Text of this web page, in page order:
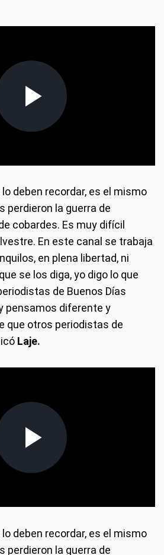
deben recordar, es el mismo
perdieron la guerra de
cobardes. Es muy difícil
En este canal se trabaja
en plena libertad, ni
se los diga, yo digo lo que
de Buenos Días
pensamos diferente y
que otros periodistas de
Laje.
deben recordar, es el mismo
perdieron la guerra de